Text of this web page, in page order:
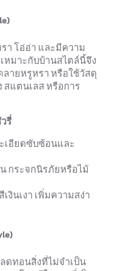
า โอ่อ่า และมีความ
หมาะกับบ้านสไตล์นี้จึง
ายหรูหรา หรือใช้วัสดุ
สแตนเลส หรือการ
รี่
เอียดซับซ้อนและ
กระจกนิรภัยหรือไม้
งินเงา เพิ่มความสง่า
ดทอนสิ่งที่ไม่จำเป็น